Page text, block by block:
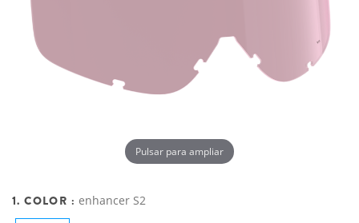
Pulsar para ampliar
1. COLOR : enhancer S2